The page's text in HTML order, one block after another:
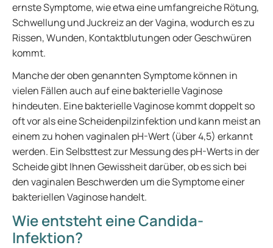
ernste Symptome, wie etwa eine umfangreiche Rötung,
Schwellung und Juckreiz an der Vagina, wodurch es zu
Rissen, Wunden, Kontaktblutungen oder Geschwüren
kommt.
Manche der oben genannten Symptome können in
vielen Fällen auch auf eine bakterielle Vaginose
hindeuten. Eine bakterielle Vaginose kommt doppelt so
oft vor als eine Scheidenpilzinfektion und kann meist an
einem zu hohen vaginalen pH-Wert (über 4,5) erkannt
werden. Ein Selbsttest zur Messung des pH-Werts in der
Scheide gibt Ihnen Gewissheit darüber, ob es sich bei
den vaginalen Beschwerden um die Symptome einer
bakteriellen Vaginose handelt.
Wie entsteht eine Candida-
Infektion?